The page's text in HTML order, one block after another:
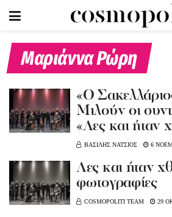
Μαριάννα Ρώρη
«O
Μιλούν οι
«Λες και ήταν
ΒΑΣΙΛΗΣ ΝΑΤΣΙΟΣ 6
Λες και ήταν
φωτογραφίες
COSMOPOLITI TEAM 29